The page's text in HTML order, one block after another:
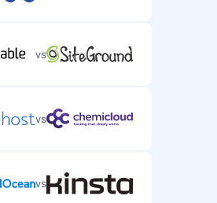
vs
vs
vs